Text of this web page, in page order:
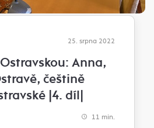
25. srpna 2022
Anna,
češtině
|4. díl|
11 min.